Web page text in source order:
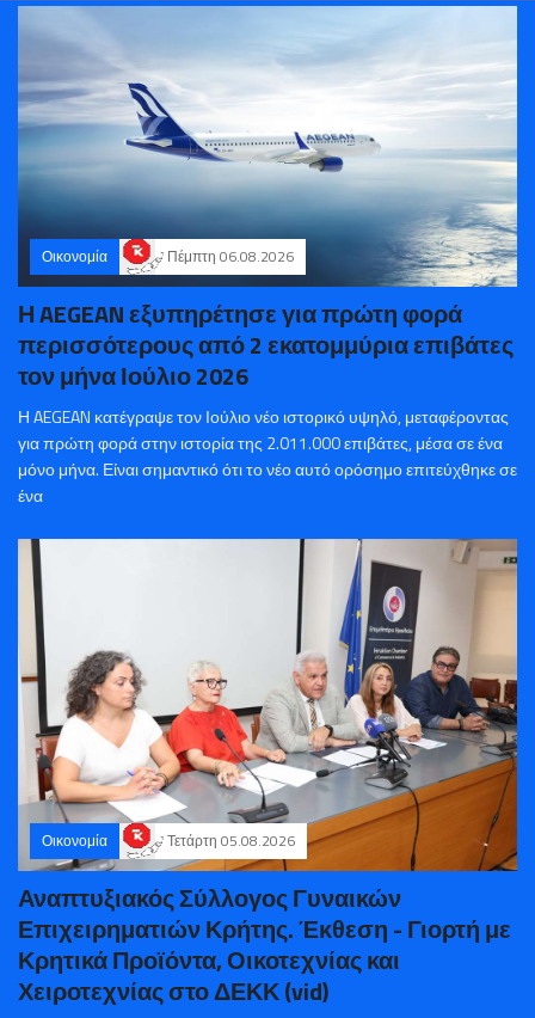
Οικονομία Πέμπτη 06.08.2026
Η AEGEAN εξυπηρέτησε για πρώτη φορά
περισσότερους από 2 εκατομμύρια επιβάτες
τον μήνα Ιούλιο 2026
Η AEGEAN κατέγραψε τον Ιούλιο νέο ιστορικό υψηλό, μεταφέροντας
για πρώτη φορά στην ιστορία της 2.011.000 επιβάτες, μέσα σε ένα
μόνο μήνα. Είναι σημαντικό ότι το νέο αυτό ορόσημο επιτεύχθηκε σε
ένα
Οικονομία Τετάρτη 05.08.2026
Αναπτυξιακός Σύλλογος Γυναικών
Επιχειρηματιών Κρήτης. Έκθεση - Γιορτή με
Κρητικά Προϊόντα, Οικοτεχνίας και
Χειροτεχνίας στο ΔΕΚΚ (vid)